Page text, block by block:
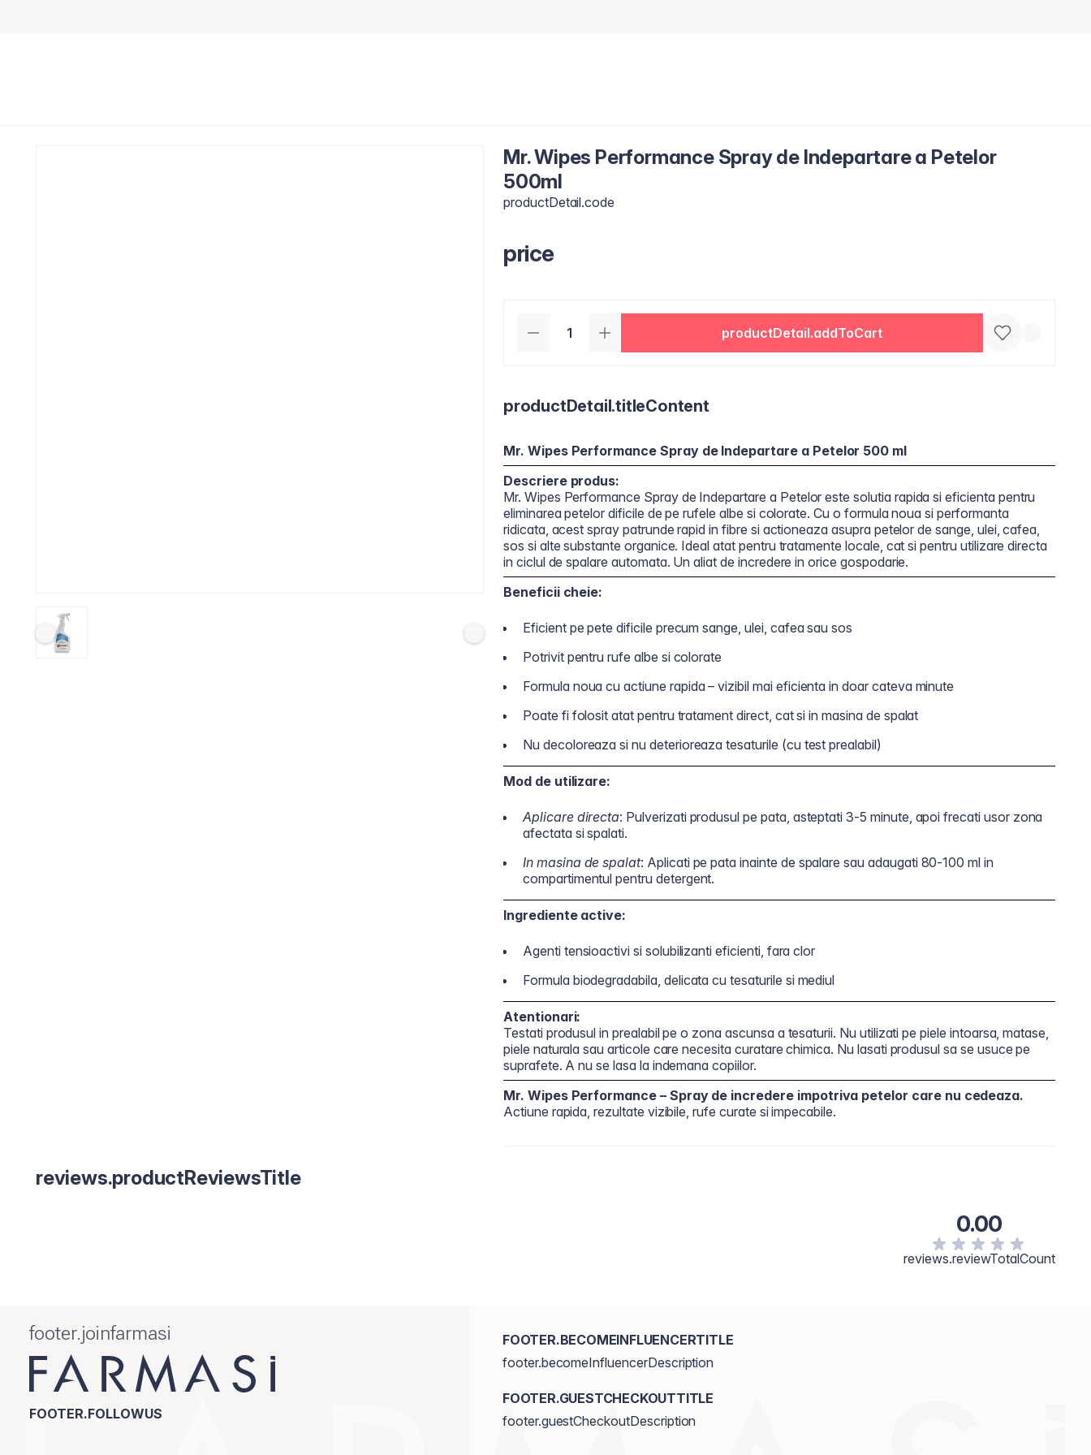
Mr. Wipes Performance Spray de Indepartare a Petelor
500ml
productDetail.code
price
productDetail.addToCart
productDetail.titleContent
Mr. Wipes Performance Spray de Indepartare a Petelor 500 ml
Descriere produs:
Mr. Wipes Performance Spray de Indepartare a Petelor este solutia rapida si eficienta pentru
eliminarea petelor dificile de pe rufele albe si colorate. Cu o formula noua si performanta
ridicata, acest spray patrunde rapid in fibre si actioneaza asupra petelor de sange, ulei, cafea,
sos si alte substante organice. Ideal atat pentru tratamente locale, cat si pentru utilizare directa
in ciclul de spalare automata. Un aliat de incredere in orice gospodarie.
Beneficii cheie:
Eficient pe pete dificile precum sange, ulei, cafea sau sos
Potrivit pentru rufe albe si colorate
Formula noua cu actiune rapida – vizibil mai eficienta in doar cateva minute
Poate fi folosit atat pentru tratament direct, cat si in masina de spalat
Nu decoloreaza si nu deterioreaza tesaturile (cu test prealabil)
Mod de utilizare:
Aplicare directa: Pulverizati produsul pe pata, asteptati 3-5 minute, apoi frecati usor zona
afectata si spalati.
In masina de spalat: Aplicati pe pata inainte de spalare sau adaugati 80-100 ml in
compartimentul pentru detergent.
Ingrediente active:
Agenti tensioactivi si solubilizanti eficienti, fara clor
Formula biodegradabila, delicata cu tesaturile si mediul
Atentionari:
Testati produsul in prealabil pe o zona ascunsa a tesaturii. Nu utilizati pe piele intoarsa, matase,
piele naturala sau articole care necesita curatare chimica. Nu lasati produsul sa se usuce pe
suprafete. A nu se lasa la indemana copiilor.
Mr. Wipes Performance – Spray de incredere impotriva petelor care nu cedeaza.
Actiune rapida, rezultate vizibile, rufe curate si impecabile.
reviews.productReviewsTitle
0.00
reviews.reviewTotalCount
footer.joinfarmasi
FOOTER.FOLLOWUS
FOOTER.BECOMEINFLUENCERTITLE
footer.becomeInfluencerDescription
FOOTER.GUESTCHECKOUTTITLE
footer.guestCheckoutDescription